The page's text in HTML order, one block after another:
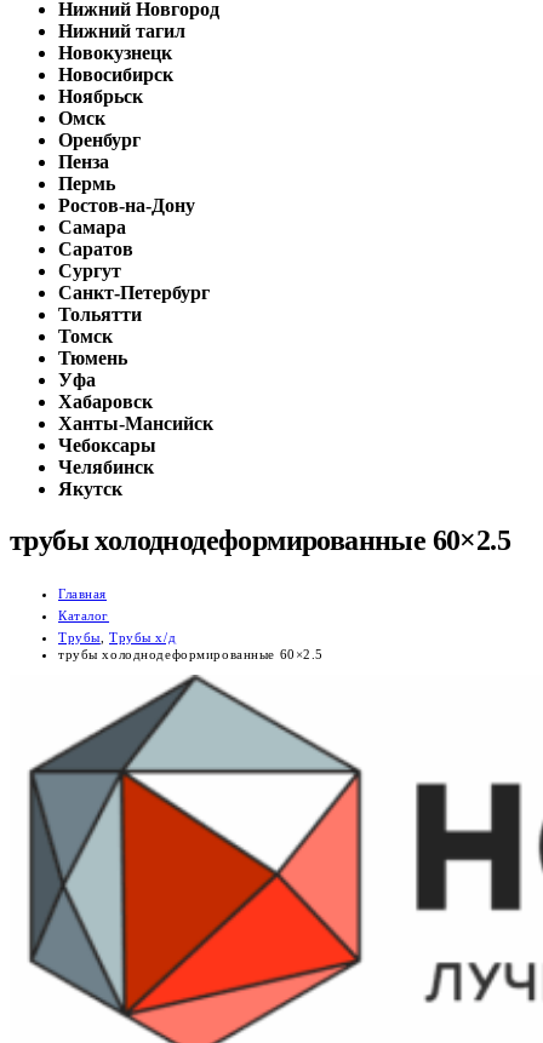
Нижний Новгород
Нижний тагил
Новокузнецк
Новосибирск
Ноябрьск
Омск
Оренбург
Пенза
Пермь
Ростов-на-Дону
Самара
Саратов
Сургут
Санкт-Петербург
Тольятти
Томск
Тюмень
Уфа
Хабаровск
Ханты-Мансийск
Чебоксары
Челябинск
Якутск
трубы холоднодеформированные 60×2.5
Главная
Каталог
Трубы ,Трубы х/д
трубы холоднодеформированные 60×2.5